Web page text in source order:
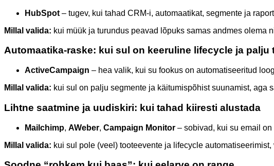
HubSpot – tugev, kui tahad CRM-i, automaatikat, segmente ja
Millal valida: kui müük ja turundus peavad lõpuks samas andmes olema
Automaatika-raske: kui sul on keeruline lifecycle ja palju
ActiveCampaign – hea valik, kui su fookus on automatiseeritud
Millal valida: kui sul on palju segmente ja käitumispõhist suunamist, aga
Lihtne saatmine ja uudiskiri: kui tahad kiiresti alustada
Mailchimp, AWeber, Campaign Monitor – sobivad, kui su email
Millal valida: kui sul pole (veel) tooteevente ja lifecycle